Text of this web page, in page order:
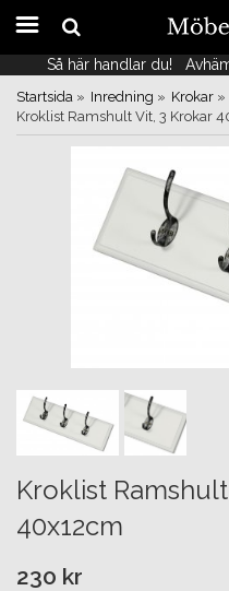
Så här handlar du!
Så här handlar du!
Startsida » Inredning » Krokar »
Kroklist Ramshult Vit, 3 Krokar
Kroklist
40x12cm
230 kr